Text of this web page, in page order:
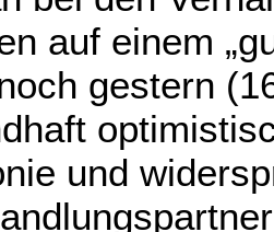
auf einem
gestern
und